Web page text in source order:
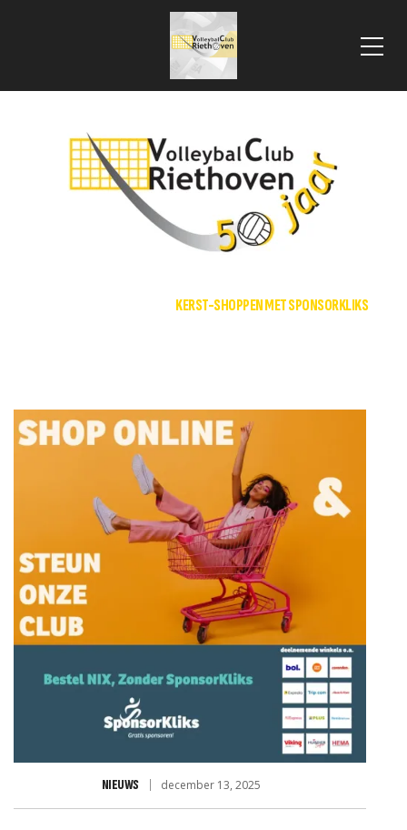
KERST-SHOPPEN MET SPONSORKLIKS
NIEUWS december 13, 2025
2025
RABO